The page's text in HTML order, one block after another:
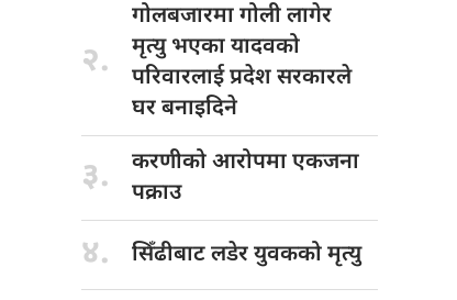
२.
गोलबजारमा गोलीलागेर
मृत्यु भएका यादवको
परिवारलाई प्रदेश सरकारले
घर बनाइदिने
३. करणीको आरोपमाएकजना
पक्राउ
४. सिँढीबाट लडेरयुवकको मृत्यु